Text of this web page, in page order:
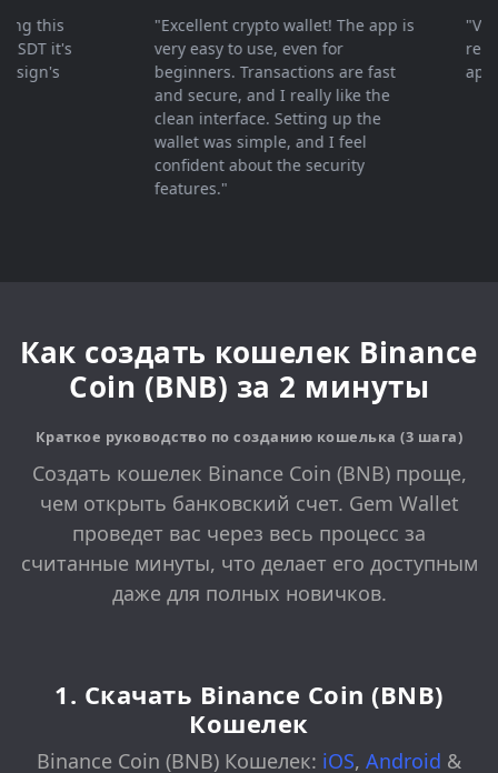
this
it's
"Excellent crypto wallet! The app is
very easy to use, even for
beginners. Transactions are fast
and secure, and I really like the
clean interface. Setting up the
wallet was simple, and I feel
confident about the security
features."
"Very
Как создать кошелек Binance
Coin (BNB) за 2 минуты
Краткое руководство по созданию кошелька (3 шага)
Создать кошелек Binance Coin (BNB) проще,
чем открыть банковский счет. Gem Wallet
проведет вас через весь процесс за
считанные минуты, что делает его доступным
даже для полных новичков.
1. Скачать Binance Coin (BNB)
Кошелек
Binance Coin (BNB) Кошелек: iOS, Android &